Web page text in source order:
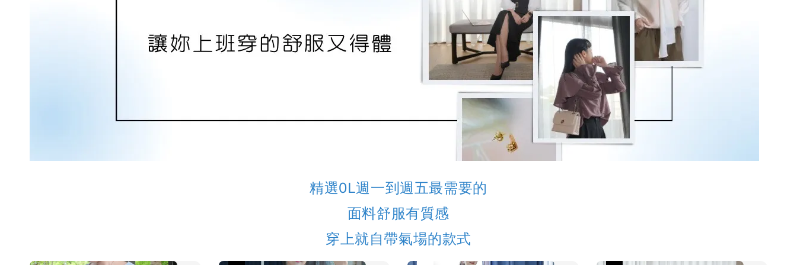
精選OL週一到週五最需要的
面料舒服有質感
穿上就自帶氣場的款式